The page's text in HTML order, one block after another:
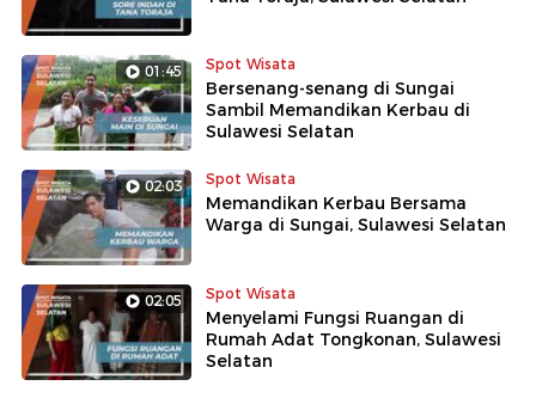
01:45 Spot Wisata
Bersenang-senang di Sungai
Sambil Memandikan Kerbau di
Sulawesi Selatan
02:03 Spot Wisata
Memandikan Kerbau Bersama
Warga di Sungai, Sulawesi Selatan
02:05 Spot Wisata
Menyelami Fungsi Ruangan di
Rumah Adat Tongkonan, Sulawesi
Selatan